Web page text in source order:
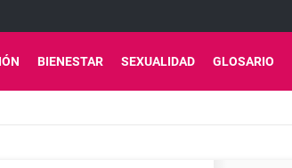
BIENESTAR SEXUALIDAD GLOSARIO